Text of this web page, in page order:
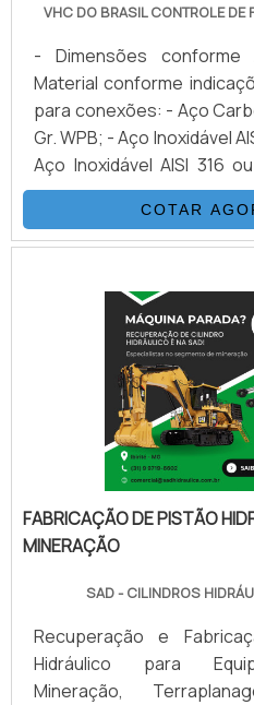
VHC DO BRASIL CONTROLE DE
- Dimensões conforme
Material conforme
para conexões: - Aço Carbono ASTM A 105
Gr. WPB; - Aço Inoxidável AISI 304 ou 304L; -
Aço Inoxidável AISI 316 ou 316L;
Ligas; - Extremidades preparadas para
rosca, garantindo
em aplicações de alta
COTAR
FABRICAÇÃO DE PISTÃO
MINERAÇÃO
SAD - CILINDROS
Recuperação e
Hidráulico para
Mineração,